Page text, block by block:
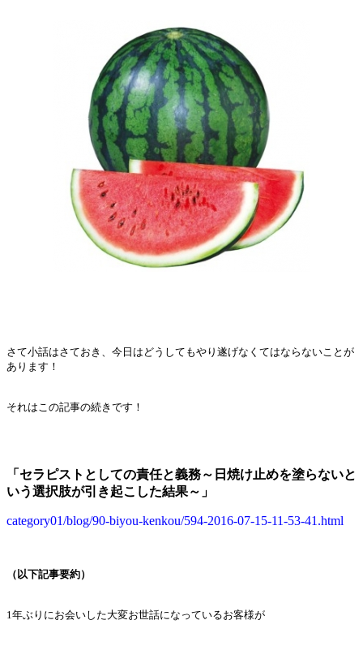
さて小話はさておき、今日はどうしてもやり遂げなくてはならないことが
あります！
それはこの記事の続きです！
「セラピストとしての責任と義務～日焼け止めを塗らないと
いう選択肢が引き起こした結果～」
category01/blog/90-biyou-kenkou/594-2016-07-15-11-53-41.html
（以下記事要約）
1年ぶりにお会いした大変お世話になっているお客様が